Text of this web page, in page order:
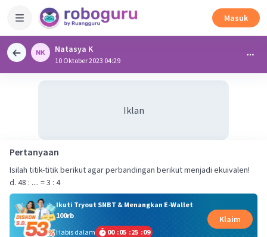
Masuk
Natasya K
10 Oktober 2023 04:29
Iklan
Pertanyaan
Isilah titik-titik berikut agar perbandingan berikut menjadi ekuivalen!
d. 48 : .... = 3 : 4
Ikuti Tryout SNBT & Menangkan E-Wallet
100rb
Habis dalam
00 :05 :25 :09
Klaim